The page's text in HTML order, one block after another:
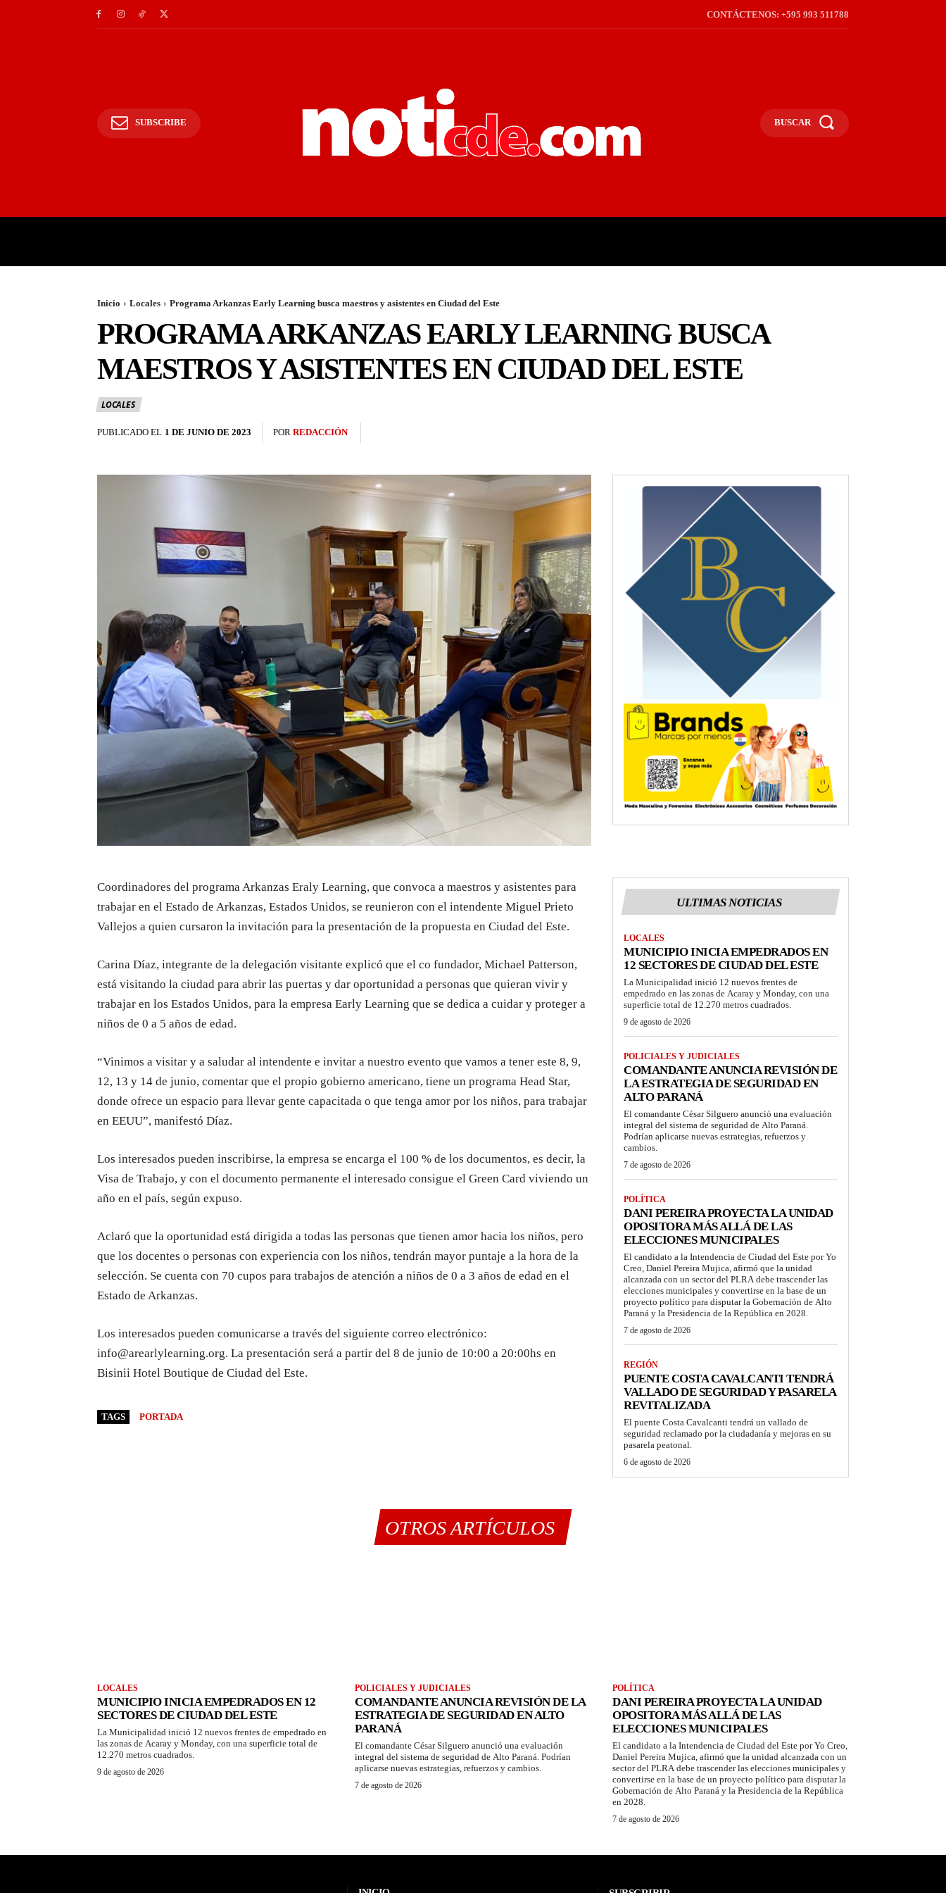
CONTÁCTENOS: +595 993 511788
SUBSCRIBE BUSCAR
Inicio Locales Programa Arkanzas Early Learning busca maestros y asistentes en Ciudad del Este
PROGRAMA ARKANZAS EARLY LEARNING BUSCA
MAESTROS Y ASISTENTES EN CIUDAD DEL ESTE
LOCALES
PUBLICADO EL 1 DE JUNIO DE 2023 POR REDACCIÓN
Coordinadores del programa Arkanzas Eraly Learning, que convoca a maestros y asistentes para
trabajar en el Estado de Arkanzas, Estados Unidos, se reunieron con el intendente Miguel Prieto
Vallejos a quien cursaron la invitación para la presentación de la propuesta en Ciudad del Este.
Carina Díaz, integrante de la delegación visitante explicó que el co fundador, Michael Patterson,
está visitando la ciudad para abrir las puertas y dar oportunidad a personas que quieran vivir y
trabajar en los Estados Unidos, para la empresa Early Learning que se dedica a cuidar y proteger a
niños de 0 a 5 años de edad.
“Vinimos a visitar y a saludar al intendente e invitar a nuestro evento que vamos a tener este 8, 9,
12, 13 y 14 de junio, comentar que el propio gobierno americano, tiene un programa Head Star,
donde ofrece un espacio para llevar gente capacitada o que tenga amor por los niños, para trabajar
en EEUU”, manifestó Díaz.
Los interesados pueden inscribirse, la empresa se encarga el 100 % de los documentos, es decir, la
Visa de Trabajo, y con el documento permanente el interesado consigue el Green Card viviendo un
año en el país, según expuso.
Aclaró que la oportunidad está dirigida a todas las personas que tienen amor hacia los niños, pero
que los docentes o personas con experiencia con los niños, tendrán mayor puntaje a la hora de la
selección. Se cuenta con 70 cupos para trabajos de atención a niños de 0 a 3 años de edad en el
Estado de Arkanzas.
Los interesados pueden comunicarse a través del siguiente correo electrónico:
info@arearlylearning.org. La presentación será a partir del 8 de junio de 10:00 a 20:00hs en
Bisinii Hotel Boutique de Ciudad del Este.
TAGS PORTADA
ULTIMAS NOTICIAS
LOCALES
MUNICIPIO INICIA EMPEDRADOS EN
12 SECTORES DE CIUDAD DEL ESTE
La Municipalidad inició 12 nuevos frentes de
empedrado en las zonas de Acaray y Monday, con una
superficie total de 12.270 metros cuadrados.
9 de agosto de 2026
POLICIALES Y JUDICIALES
COMANDANTE ANUNCIA REVISIÓN DE
LA ESTRATEGIA DE SEGURIDAD EN
ALTO PARANÁ
El comandante César Silguero anunció una evaluación
integral del sistema de seguridad de Alto Paraná.
Podrían aplicarse nuevas estrategias, refuerzos y
cambios.
7 de agosto de 2026
POLÍTICA
DANI PEREIRA PROYECTA LA UNIDAD
OPOSITORA MÁS ALLÁ DE LAS
ELECCIONES MUNICIPALES
El candidato a la Intendencia de Ciudad del Este por Yo
Creo, Daniel Pereira Mujica, afirmó que la unidad
alcanzada con un sector del PLRA debe trascender las
elecciones municipales y convertirse en la base de un
proyecto político para disputar la Gobernación de Alto
Paraná y la Presidencia de la República en 2028.
7 de agosto de 2026
REGIÓN
PUENTE COSTA CAVALCANTI TENDRÁ
VALLADO DE SEGURIDAD Y PASARELA
REVITALIZADA
El puente Costa Cavalcanti tendrá un vallado de
seguridad reclamado por la ciudadanía y mejoras en su
pasarela peatonal.
6 de agosto de 2026
OTROS ARTÍCULOS
LOCALES
MUNICIPIO INICIA EMPEDRADOS EN 12
SECTORES DE CIUDAD DEL ESTE
La Municipalidad inició 12 nuevos frentes de empedrado en
las zonas de Acaray y Monday, con una superficie total de
12.270 metros cuadrados.
9 de agosto de 2026
POLICIALES Y JUDICIALES
COMANDANTE ANUNCIA REVISIÓN DE LA
ESTRATEGIA DE SEGURIDAD EN ALTO
PARANÁ
El comandante César Silguero anunció una evaluación
integral del sistema de seguridad de Alto Paraná. Podrían
aplicarse nuevas estrategias, refuerzos y cambios.
7 de agosto de 2026
POLÍTICA
DANI PEREIRA PROYECTA LA UNIDAD
OPOSITORA MÁS ALLÁ DE LAS
ELECCIONES MUNICIPALES
El candidato a la Intendencia de Ciudad del Este por Yo Creo,
Daniel Pereira Mujica, afirmó que la unidad alcanzada con un
sector del PLRA debe trascender las elecciones municipales y
convertirse en la base de un proyecto político para disputar la
Gobernación de Alto Paraná y la Presidencia de la República
en 2028.
7 de agosto de 2026